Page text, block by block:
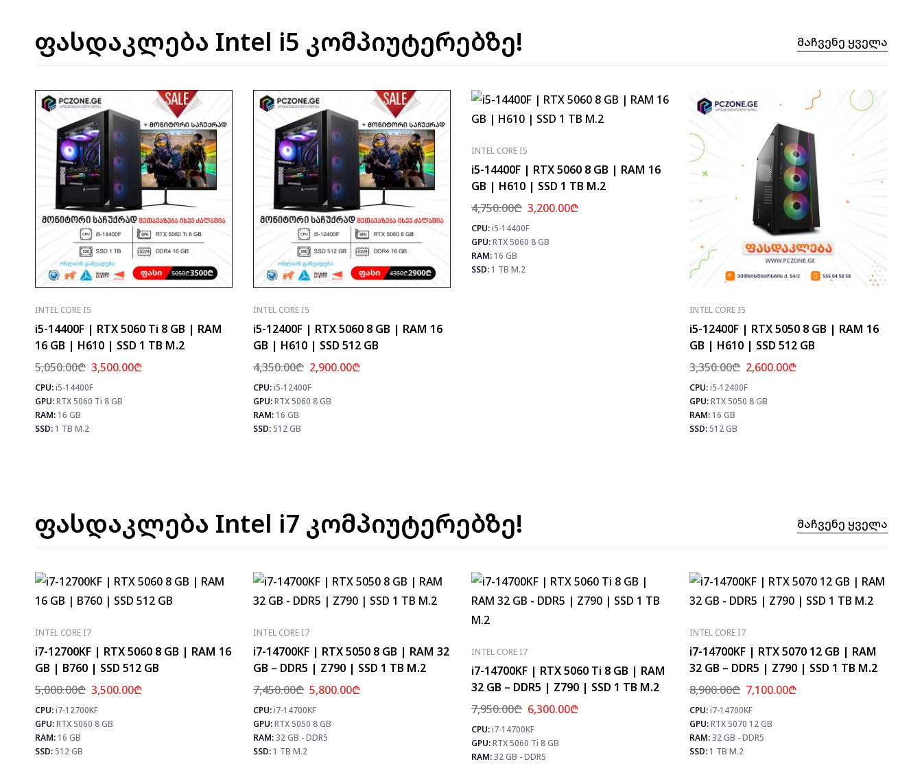
ფასდაკლება Intel i5 კომპიუტერებზე! Მაჩვენე Ყველა
INTEL CORE I5
i5-14400F | RTX 5060 Ti 8 GB | RAM
16 GB | H610 | SSD 1 TB M.2
5,050.00₾ 3,500.00₾
CPU:i5-14400F
GPU:RTX 5060 Ti 8 GB
RAM:16 GB
SSD:1 TB M.2
⚡ MAX FPS
CS2
278
PUBG
171
Fortnite
202
INTEL CORE I5
i5-12400F | RTX 5060 8 GB | RAM 16
GB | H610 | SSD 512 GB
4,350.00₾ 2,900.00₾
CPU:i5-12400F
GPU:RTX 5060 8 GB
RAM:16 GB
SSD:512 GB
INTEL CORE I5
i5-14400F | RTX 5060 8 GB | RAM 16
GB | H610 | SSD 1 TB M.2
4,750.00₾ 3,200.00₾
CPU:i5-14400F
GPU:RTX 5060 8 GB
RAM:16 GB
SSD:1 TB M.2
Fortnite
INTEL CORE I5
i5-12400F | RTX 5050 8 GB | RAM 16
GB | H610 | SSD 512 GB
3,350.00₾ 2,600.00₾
CPU:i5-12400F
GPU:RTX 5050 8 GB
RAM:16 GB
SSD:512 GB
ფასდაკლება Intel i7 კომპიუტერებზე! Მაჩვენე Ყველა
INTEL CORE I7
i7-12700KF | RTX 5060 8 GB | RAM 16
GB | B760 | SSD 512 GB
5,000.00₾ 3,500.00₾
CPU:i7-12700KF
GPU:RTX 5060 8 GB
RAM:16 GB
SSD:512 GB
⚡ MAX FPS
CS2
331
PUBG
193
Fortnite
228
INTEL CORE I7
i7-14700KF | RTX 5050 8 GB | RAM 32
GB – DDR5 | Z790 | SSD 1 TB M.2
7,450.00₾ 5,800.00₾
CPU:i7-14700KF
GPU:RTX 5050 8 GB
RAM:32 GB - DDR5
SSD:1 TB M.2
⚡ MAX FPS
CS2
347
Fortnite
220
INTEL CORE I7
i7-14700KF | RTX 5060 Ti 8 GB | RAM
32 GB – DDR5 | Z790 | SSD 1 TB M.2
7,950.00₾ 6,300.00₾
CPU:i7-14700KF
GPU:RTX 5060 Ti 8 GB
RAM:32 GB - DDR5
CS2
407
PUBG
235
INTEL CORE I7
i7-14700KF | RTX 5070 12 GB | RAM
32 GB – DDR5 | Z790 | SSD 1 TB M.2
8,900.00₾ 7,100.00₾
CPU:i7-14700KF
GPU:RTX 5070 12 GB
RAM:32 GB - DDR5
SSD:1 TB M.2